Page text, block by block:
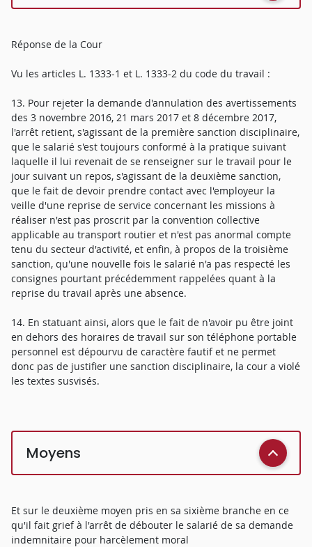
Réponse de la Cour
Vu les articles L. 1333-1 et L. 1333-2 du code du travail :
13. Pour rejeter la demande d'annulation des avertissements
des 3 novembre 2016, 21 mars 2017 et 8 décembre 2017,
l'arrêt retient, s'agissant de la première sanction disciplinaire,
que le salarié s'est toujours conformé à la pratique suivant
laquelle il lui revenait de se renseigner sur le travail pour le
jour suivant un repos, s'agissant de la deuxième sanction,
que le fait de devoir prendre contact avec l'employeur la
veille d'une reprise de service concernant les missions à
réaliser n'est pas proscrit par la convention collective
applicable au transport routier et n'est pas anormal compte
tenu du secteur d'activité, et enfin, à propos de la troisième
sanction, qu'une nouvelle fois le salarié n'a pas respecté les
consignes pourtant précédemment rappelées quant à la
reprise du travail après une absence.
14. En statuant ainsi, alors que le fait de n'avoir pu être joint
en dehors des horaires de travail sur son téléphone portable
personnel est dépourvu de caractère fautif et ne permet
donc pas de justifier une sanction disciplinaire, la cour a violé
les textes susvisés.
Moyens
Et sur le deuxième moyen pris en sa sixième branche en ce
qu'il fait grief à l'arrêt de débouter le salarié de sa demande
indemnitaire pour harcèlement moral